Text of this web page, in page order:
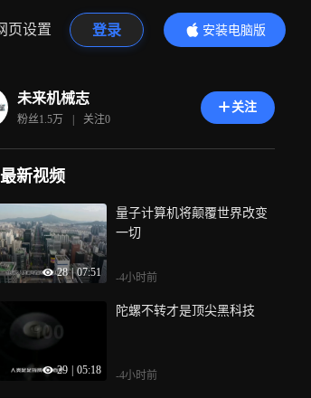
页设置 登录
安装电脑版
内容更精彩
未来机械志
粉丝1.5万 | 关注0
关注
新视频
28 | 07:51
量子计算机将颠覆世界改变
一切
-4小时前
29 05:18
陀螺不转才是顶尖黑科技
-4小时前